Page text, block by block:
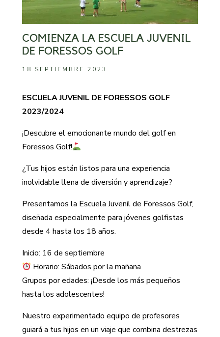
COMIENZA LA ESCUELA JUVENIL
DE FORESSOS GOLF
18 SEPTIEMBRE 2023
ESCUELA JUVENIL DE FORESSOS GOLF
2023/2024
¡Descubre el emocionante mundo del golf en
Foressos Golf!
¿Tus hijos están listos para una experiencia
inolvidable llena de diversión y aprendizaje?
Presentamos la Escuela Juvenil de Foressos Golf,
diseñada especialmente para jóvenes golfistas
desde 4 hasta los 18 años.
Inicio: 16 de septiembre
Horario: Sábados por la mañana
Grupos por edades: ¡Desde los más pequeños
hasta los adolescentes!
Nuestro experimentado equipo de profesores
guiará a tus hijos en un viaje que combina destrezas